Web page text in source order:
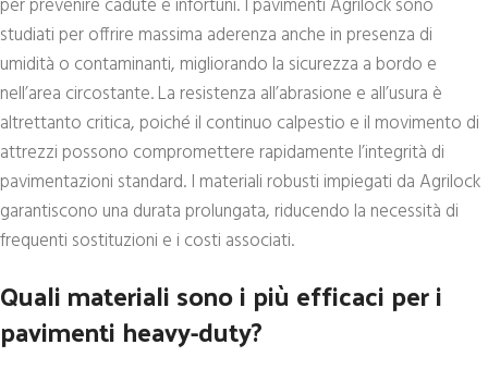
studiati per offrire massima aderenza anche in presenza di
umidità o contaminanti, migliorando la sicurezza a bordo e
nell’area circostante. La resistenza all’abrasione e all’usura è
altrettanto critica, poiché il continuo calpestio e il movimento di
attrezzi possono compromettere rapidamente l’integrità di
pavimentazioni standard. I materiali robusti impiegati da Agrilock
garantiscono una durata prolungata, riducendo la necessità di
frequenti sostituzioni e i costi associati.
Quali materiali sono i più efficaci per i
pavimenti heavy-duty?